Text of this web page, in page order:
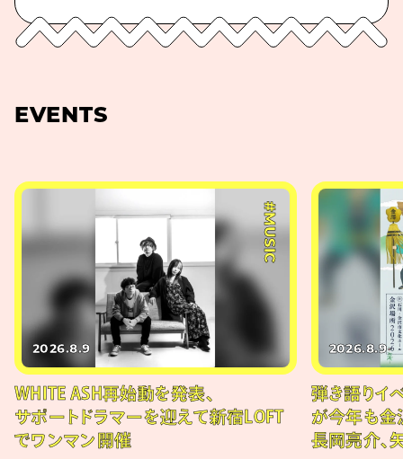
EVENTS
#MUSIC
2026.8.9
WHITE ASH再始動を発表、
サポートドラマーを迎えて新宿LOFT
でワンマン開催
2026.8.9
弾き語りイ
が今年も金
長岡亮介、